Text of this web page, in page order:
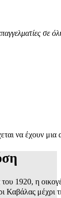
σε
να έχουν
1920, η
Καβάλας μέχρι